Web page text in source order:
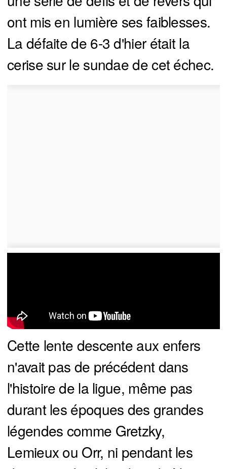
ont mis en lumière ses faiblesses.
La défaite de 6-3 d'hier était la
cerise sur le sundae de cet échec.
Cette lente descente aux enfers
n'avait pas de précédent dans
l'histoire de la ligue, même pas
durant les époques des grandes
légendes comme Gretzky,
Lemieux ou Orr, ni pendant les